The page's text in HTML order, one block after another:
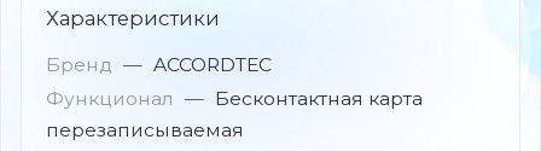
Характеристики
Бренд — ACCORDTEC
Функционал — Бесконтактная карта
перезаписываемая